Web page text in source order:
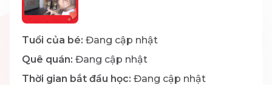
Tuổi của bé: Đang cập nhật
Quê quán: Đang cập nhật
Thời gian bắt đầu học: Đang cập nhật